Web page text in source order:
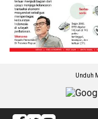
Unduh